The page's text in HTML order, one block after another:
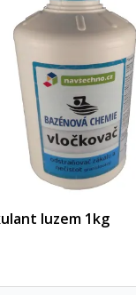
luzem 1kg